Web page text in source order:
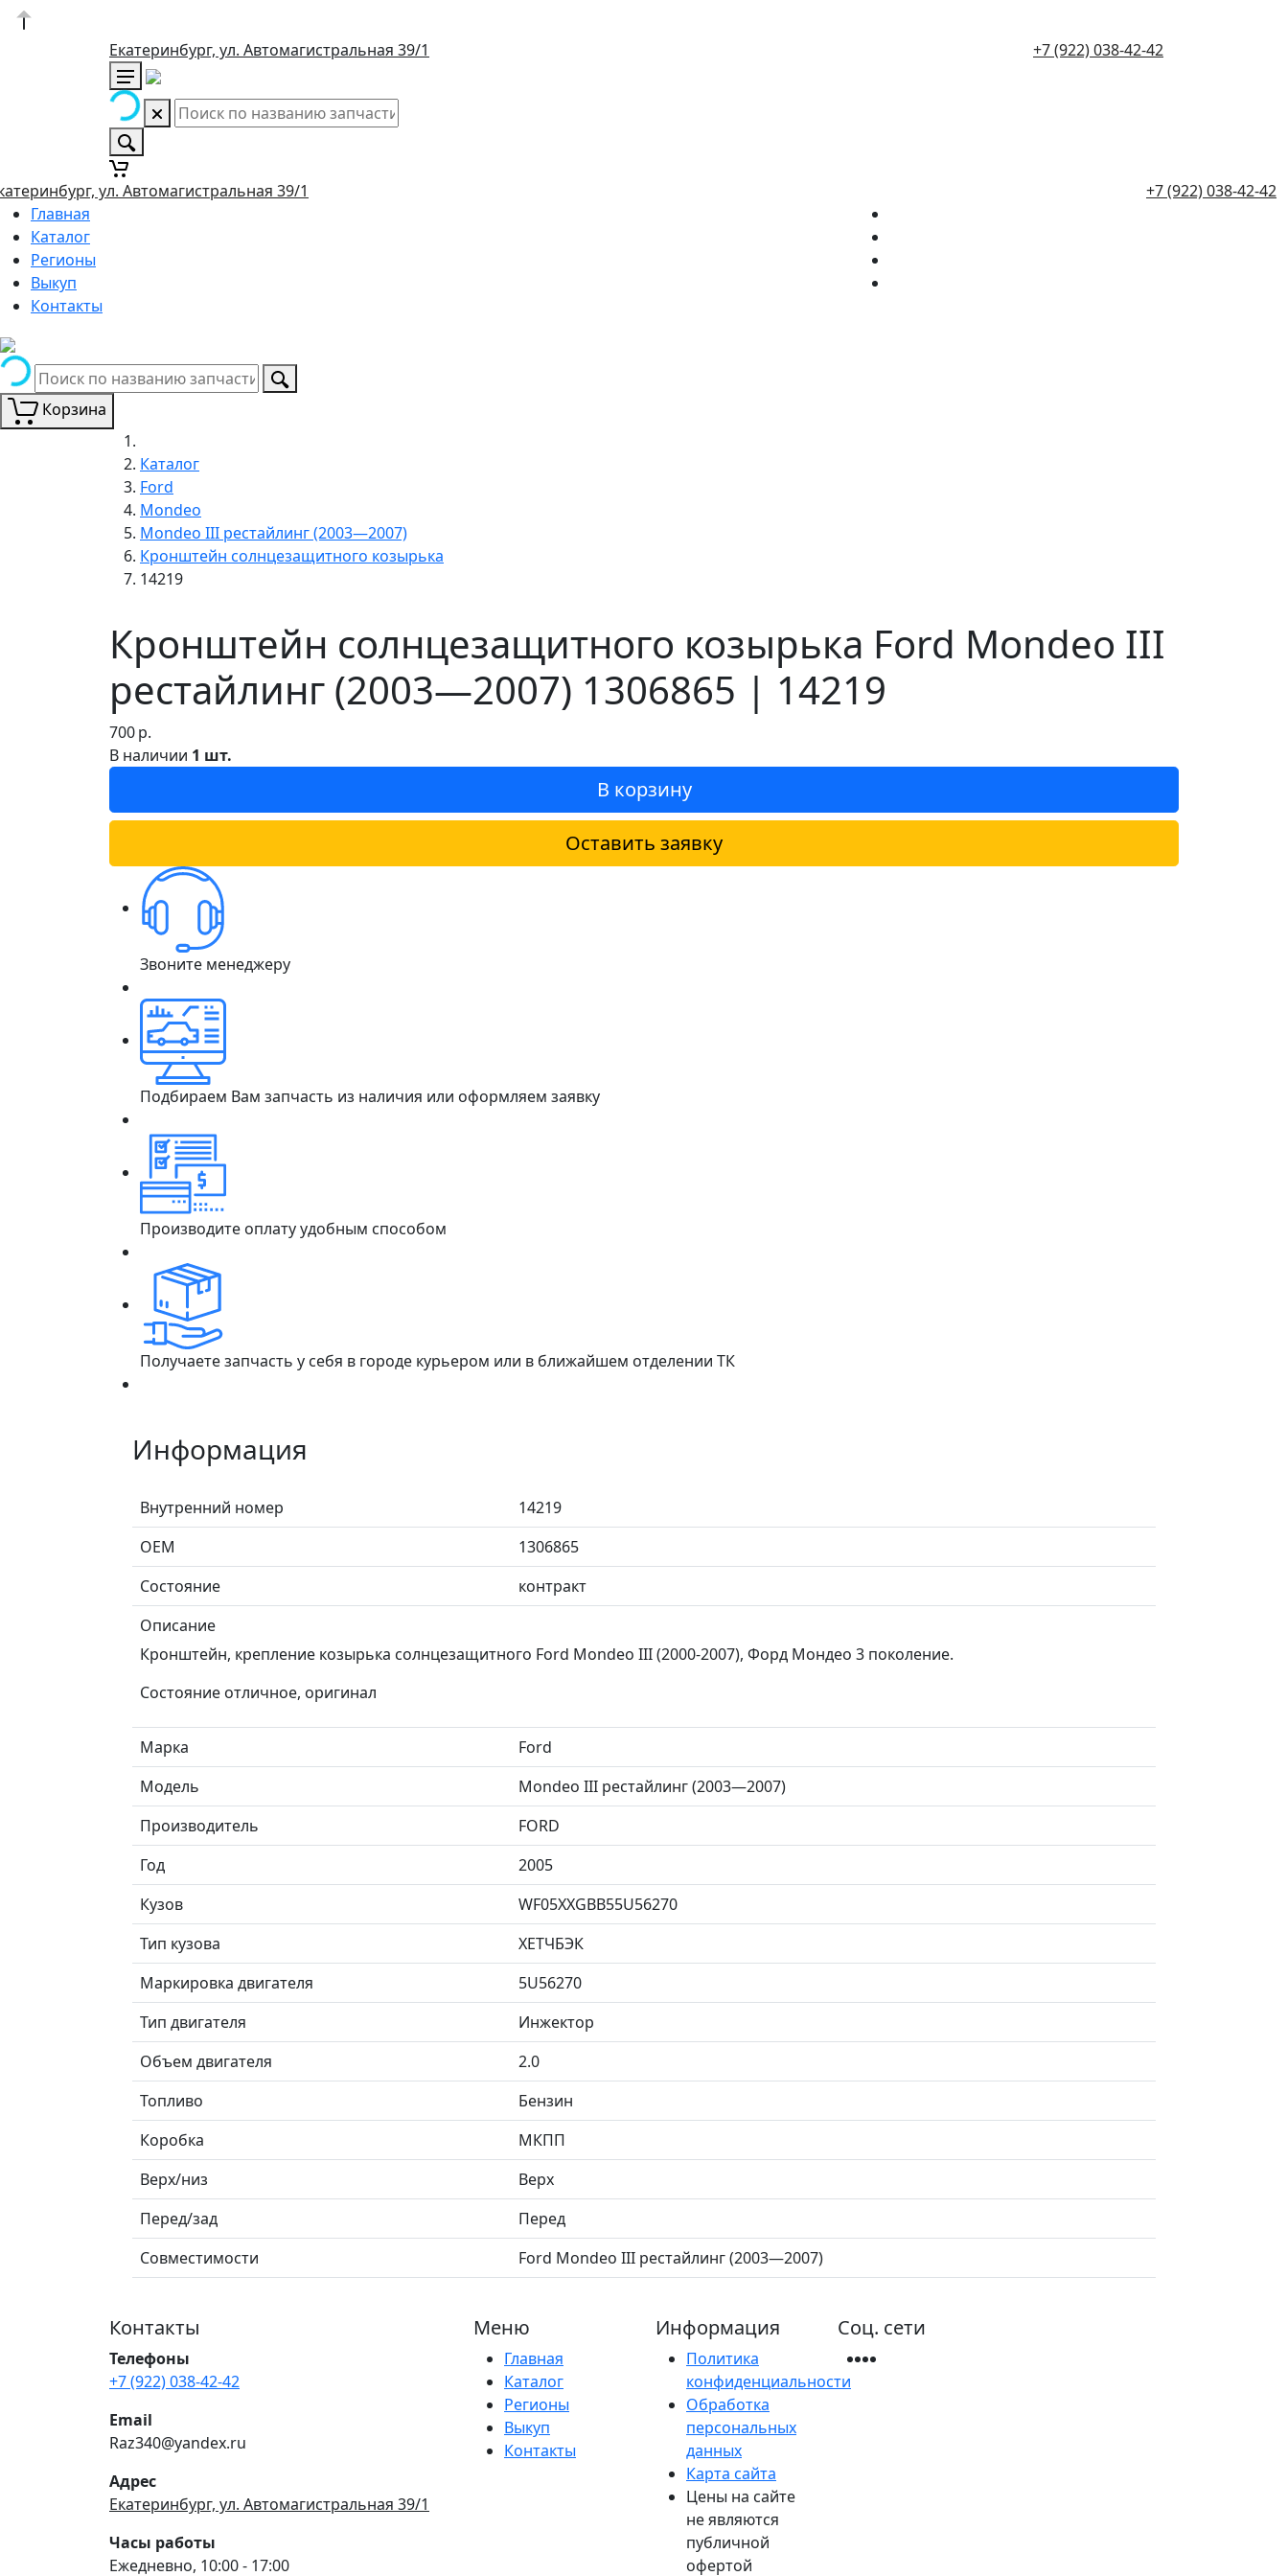
Екатеринбург, ул. Автомагистральная 39/1 +7 (922) 038-42-42
ул. Автомагистральная 39/1
+7 (922) 038-42-42
Главная
Каталог
Регионы
Выкуп
Контакты
Корзина
Каталог
Ford
Mondeo
Mondeo III рестайлинг (2003—2007)
Кронштейн солнцезащитного козырька
14219
Кронштейн солнцезащитного козырька Ford Mondeo III
рестайлинг (2003—2007) 1306865 | 14219
700р.
В наличии 1 шт.
В корзину
Оставить заявку
Звоните менеджеру
Подбираем Вам запчасть из наличия или оформляем заявку
Производите оплату удобным способом
Получаете запчасть у себя в городе курьером или в ближайшем отделении ТК
Информация
Внутренний номер
14219
ОЕМ
1306865
Состояние
контракт
Описание
Кронштейн, крепление козырька солнцезащитного Ford Mondeo III (2000-2007), Форд Мондео 3 поколение.
Состояние отличное, оригинал
Марка
Ford
Модель
Mondeo III рестайлинг (2003—2007)
Производитель
FORD
Год
2005
Кузов
WF05XXGBB55U56270
Тип кузова
ХЕТЧБЭК
Маркировка двигателя
5U56270
Тип двигателя
Инжектор
Объем двигателя
2.0
Топливо
Бензин
Коробка
МКПП
Верх/низ
Верх
Перед/зад
Перед
Совместимости
Ford Mondeo III рестайлинг (2003—2007)
Контакты
Телефоны
+7 (922) 038-42-42
Email
Raz340@yandex.ru
Адрес
Екатеринбург, ул. Автомагистральная 39/1
Часы работы
Ежедневно, 10:00 - 17:00
Меню
Главная
Каталог
Регионы
Выкуп
Контакты
Информация
Политика
конфиденциальности
Обработка
персональных
данных
Карта сайта
Цены на сайте
не являются
публичной
офертой
Соц. сети